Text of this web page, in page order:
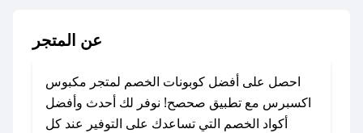
عن المتجر
احصل على أفضل كوبونات الخصم لمتجر مكبوس
اكسبرس مع تطبيق صحصح! نوفر لك أحدث وأفضل
أكواد الخصم التي تساعدك على التوفير عند كل